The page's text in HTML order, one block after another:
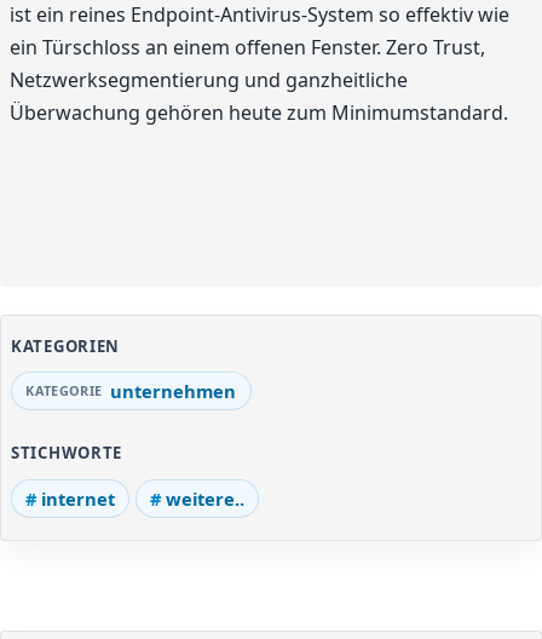
ist ein reines Endpoint-Antivirus-System so effektiv wie
ein Türschloss an einem offenen Fenster. Zero Trust,
Netzwerksegmentierung und ganzheitliche
Überwachung gehören heute zum Minimumstandard.
KATEGORIEN
unternehmen
STICHWORTE
internet weitere..